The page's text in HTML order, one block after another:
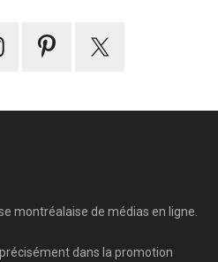
montréalaise de médias en ligne.
dans la promotion